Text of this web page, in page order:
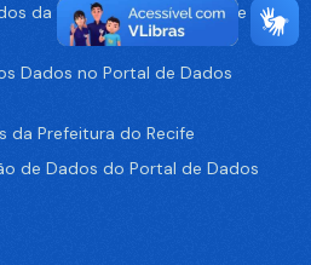
da Prefeitura da Cidade de
Dados no Portal de Dados
da Prefeitura do Recife
de Dados do Portal de Dados